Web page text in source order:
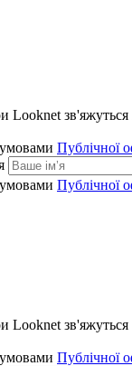
Looknet
Публічної
Публічної
Looknet
Публічної